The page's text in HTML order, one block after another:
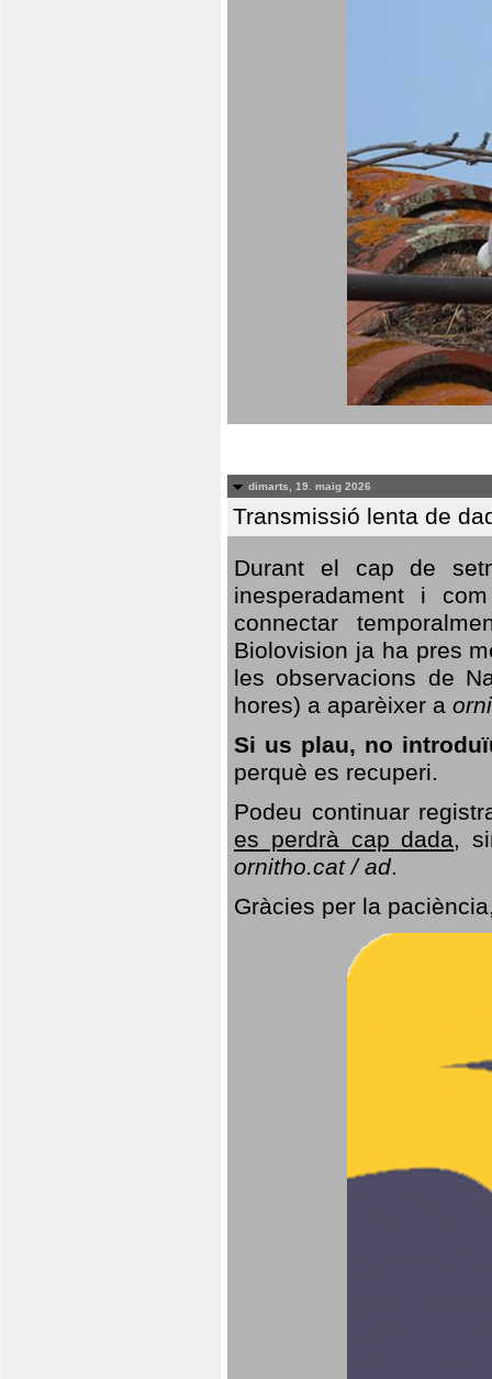
dimarts, 19. maig 2026
Transmissió lenta de
Durant el cap de
inesperadament i
connectar
Biolovision ja ha pres
les observacions de
hores) a aparèixer a
Si us plau, no
perquè es recuperi.
Podeu continuar
es perdrà cap dada,
ornitho.cat / ad.
Gràcies per la